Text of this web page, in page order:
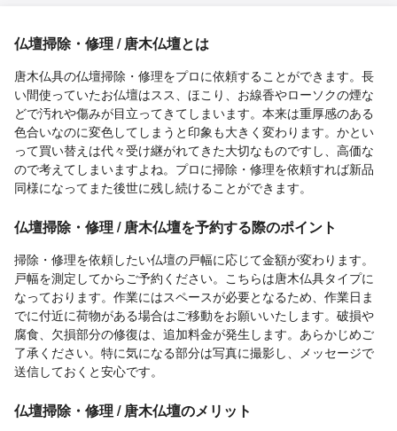
仏壇掃除・修理 / 唐木仏壇とは
唐木仏具の仏壇掃除・修理をプロに依頼することができます。長
い間使っていたお仏壇はスス、ほこり、お線香やローソクの煙な
どで汚れや傷みが目立ってきてしまいます。本来は重厚感のある
色合いなのに変色してしまうと印象も大きく変わります。かとい
って買い替えは代々受け継がれてきた大切なものですし、高価な
ので考えてしまいますよね。プロに掃除・修理を依頼すれば新品
同様になってまた後世に残し続けることができます。
仏壇掃除・修理 / 唐木仏壇を予約する際のポイント
掃除・修理を依頼したい仏壇の戸幅に応じて金額が変わります。
戸幅を測定してからご予約ください。こちらは唐木仏具タイプに
なっております。作業にはスペースが必要となるため、作業日ま
でに付近に荷物がある場合はご移動をお願いいたします。破損や
腐食、欠損部分の修復は、追加料金が発生します。あらかじめご
了承ください。特に気になる部分は写真に撮影し、メッセージで
送信しておくと安心です。
仏壇掃除・修理 / 唐木仏壇のメリット